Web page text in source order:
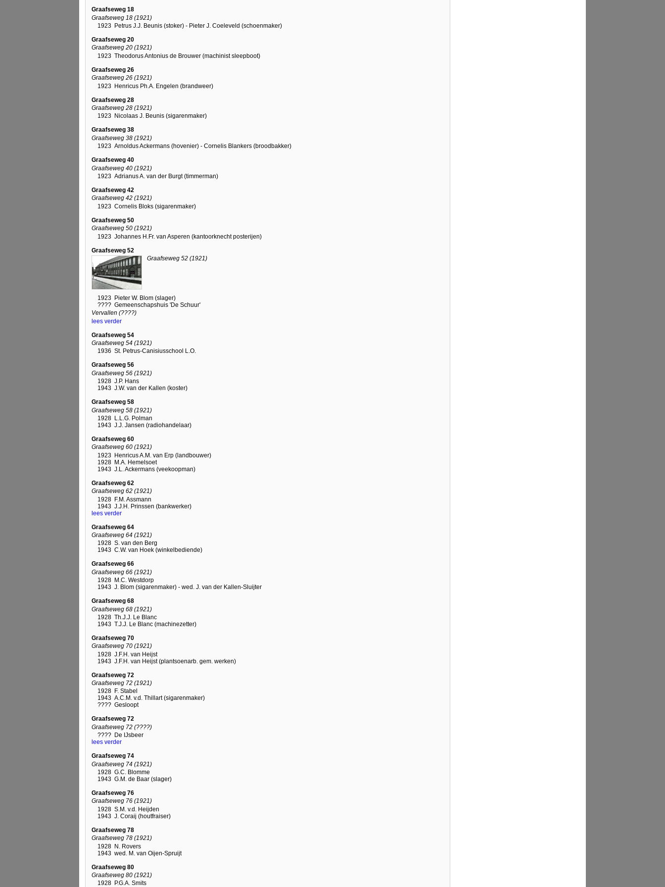
Graafseweg 18
Graafseweg 18 (1921)
1923 Petrus J.J. Beunis (stoker) - Pieter J. Coeleveld (schoenmaker)
Graafseweg 20
Graafseweg 20 (1921)
1923 Theodorus Antonius de Brouwer (machinist sleepboot)
Graafseweg 26
Graafseweg 26 (1921)
1923 Henricus Ph.A. Engelen (brandweer)
Graafseweg 28
Graafseweg 28 (1921)
1923 Nicolaas J. Beunis (sigarenmaker)
Graafseweg 38
Graafseweg 38 (1921)
1923 Arnoldus Ackermans (hovenier) - Cornelis Blankers (broodbakker)
Graafseweg 40
Graafseweg 40 (1921)
1923 Adrianus A. van der Burgt (timmerman)
Graafseweg 42
Graafseweg 42 (1921)
1923 Cornelis Bloks (sigarenmaker)
Graafseweg 50
Graafseweg 50 (1921)
1923 Johannes H.Fr. van Asperen (kantoorknecht posterijen)
Graafseweg 52
Graafseweg 52 (1921)
1923 Pieter W. Blom (slager)
???? Gemeenschapshuis 'De Schuur'
Vervallen (????)
lees verder
Graafseweg 54
Graafseweg 54 (1921)
1936 St. Petrus-Canisiusschool L.O.
Graafseweg 56
Graafseweg 56 (1921)
1928 J.P. Hans
1943 J.W. van der Kallen (koster)
Graafseweg 58
Graafseweg 58 (1921)
1928 L.L.G. Polman
1943 J.J. Jansen (radiohandelaar)
Graafseweg 60
Graafseweg 60 (1921)
1923 Henricus A.M. van Erp (landbouwer)
1928 M.A. Hemelsoet
1943 J.L. Ackermans (veekoopman)
Graafseweg 62
Graafseweg 62 (1921)
1928 F.M. Assmann
1943 J.J.H. Prinssen (bankwerker)
lees verder
Graafseweg 64
Graafseweg 64 (1921)
1928 S. van den Berg
1943 C.W. van Hoek (winkelbediende)
Graafseweg 66
Graafseweg 66 (1921)
1928 M.C. Westdorp
1943 J. Blom (sigarenmaker) - wed. J. van der Kallen-Sluijter
Graafseweg 68
Graafseweg 68 (1921)
1928 Th.J.J. Le Blanc
1943 T.J.J. Le Blanc (machinezetter)
Graafseweg 70
Graafseweg 70 (1921)
1928 J.F.H. van Heijst
1943 J.F.H. van Heijst (plantsoenarb. gem. werken)
Graafseweg 72
Graafseweg 72 (1921)
1928 F. Stabel
1943 A.C.M. v.d. Thillart (sigarenmaker)
???? Gesloopt
Graafseweg 72
Graafseweg 72 (????)
???? De IJsbeer
lees verder
Graafseweg 74
Graafseweg 74 (1921)
1928 G.C. Blomme
1943 G.M. de Baar (slager)
Graafseweg 76
Graafseweg 76 (1921)
1928 S.M. v.d. Heijden
1943 J. Coraij (houtfraiser)
Graafseweg 78
Graafseweg 78 (1921)
1928 N. Rovers
1943 wed. M. van Oijen-Spruijt
Graafseweg 80
Graafseweg 80 (1921)
1928 P.G.A. Smits